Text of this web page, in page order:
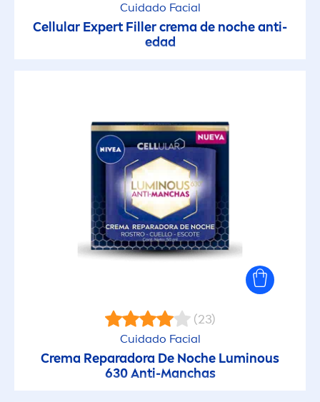
Cuidado Facial
Cellular ExpertFillercrema de noche anti-
edad
(23)
Cuidado Facial
Crema Reparadora De Noche Luminous
630 Anti-Manchas